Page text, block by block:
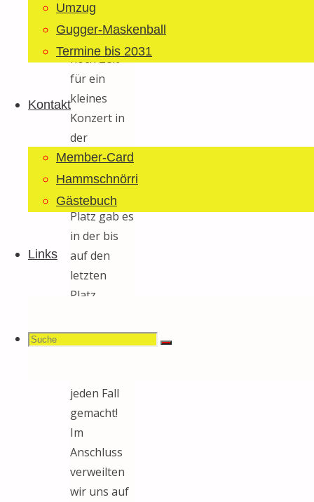
Umzug
Gugger-Maskenball
Termine bis 2031
Kontakt
Member-Card
Hammschnörri
Gästebuch
Links
Suche
Suchen
Suche
und so
hatten wir
noch Zeit
für ein
kleines
Konzert in
der
Fasnachtsbeiz
Rössli.
Übermässig
Platz gab es
in der bis
auf den
letzten
Platz
Beiz nicht
jeden Fall
gemacht!
Im
Anschluss
verweilten
wir uns auf